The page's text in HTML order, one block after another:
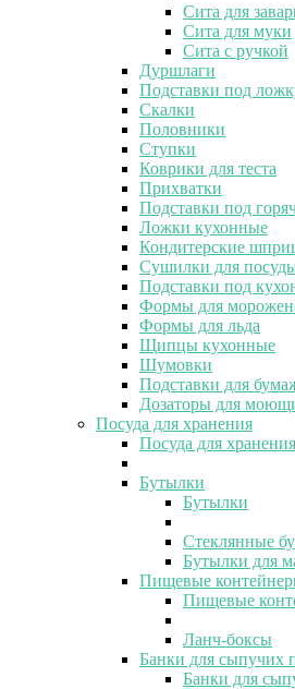
Сита для
Сита для муки
Сита с ручкой
Дуршлаги
Подставки под
Скалки
Половники
Ступки
Коврики для теста
Прихватки
Подставки под
Ложки кухонные
Кондитерские
Сушилки для
Подставки под
Формы для
Формы для льда
Щипцы кухонные
Шумовки
Подставки для
Дозаторы для
Посуда для хранения
Посуда для хранения
Бутылки
Бутылки
Стеклянные
Бутылки для
Пищевые
Пищевые
Ланч-боксы
Банки для сыпучих
Банки для